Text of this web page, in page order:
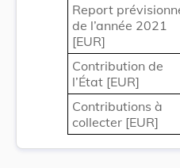
Report
de l’année 2021
[EUR]
Contribution de
l’État [EUR]
Contributions à
collecter [EUR]